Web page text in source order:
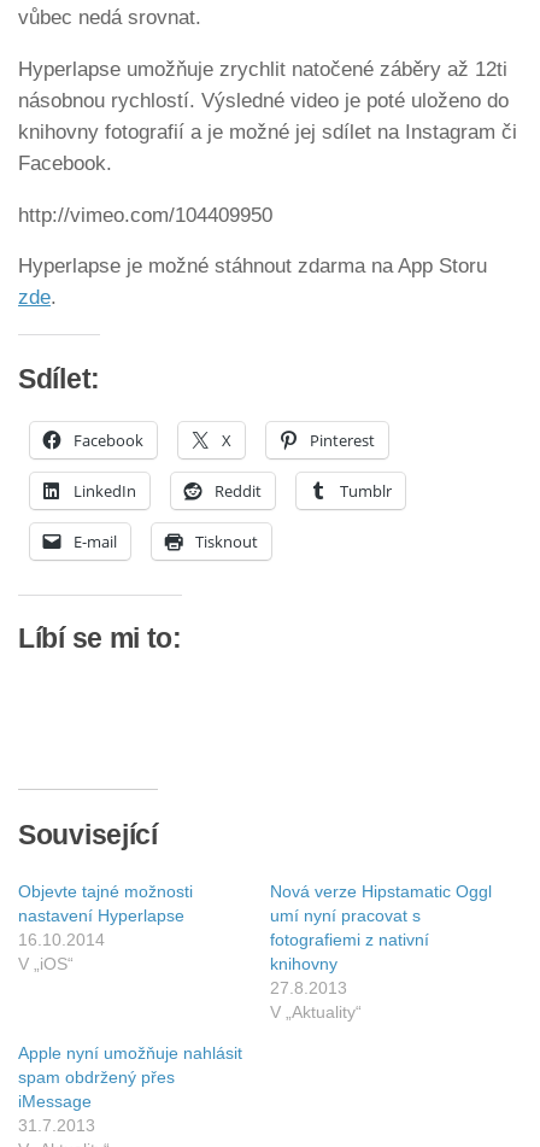
vůbec nedá srovnat.
Hyperlapse umožňuje zrychlit natočené záběry až 12ti
násobnou rychlostí. Výsledné video je poté uloženo do
knihovny fotografií a je možné jej sdílet na Instagram či
Facebook.
http://vimeo.com/104409950
Hyperlapse je možné stáhnout zdarma na App Storu
zde.
Sdílet:
Facebook X Pinterest
LinkedIn Reddit Tumblr
E-mail Tisknout
Líbí se mi to:
Související
Objevte tajné možnosti
nastavení Hyperlapse
16.10.2014
V „iOS“
Nová verze Hipstamatic Oggl
umí nyní pracovat s
fotografiemi z nativní
knihovny
27.8.2013
V „Aktuality“
Apple nyní umožňuje nahlásit
spam obdržený přes
iMessage
31.7.2013